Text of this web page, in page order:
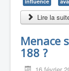
Lire la
Menace
188 ?